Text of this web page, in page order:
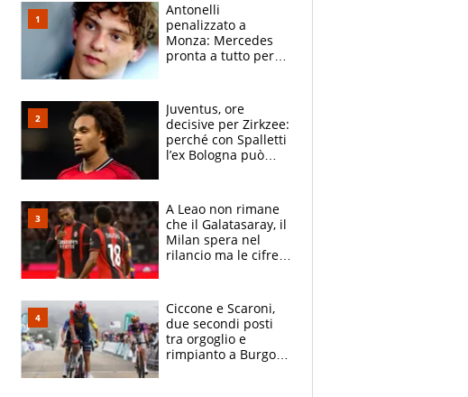
Antonelli
penalizzato a
Monza: Mercedes
pronta a tutto per
sull’ADUO: “Cambia
poco”
Juventus, ore
decisive per Zirkzee:
perché con Spalletti
l’ex Bologna può
A Leao non rimane
che il Galatasaray, il
Milan spera nel
rilancio ma le cifre
delle tensioni
Ciccone e Scaroni,
due secondi posti
tra orgoglio e
rimpianto a Burgos